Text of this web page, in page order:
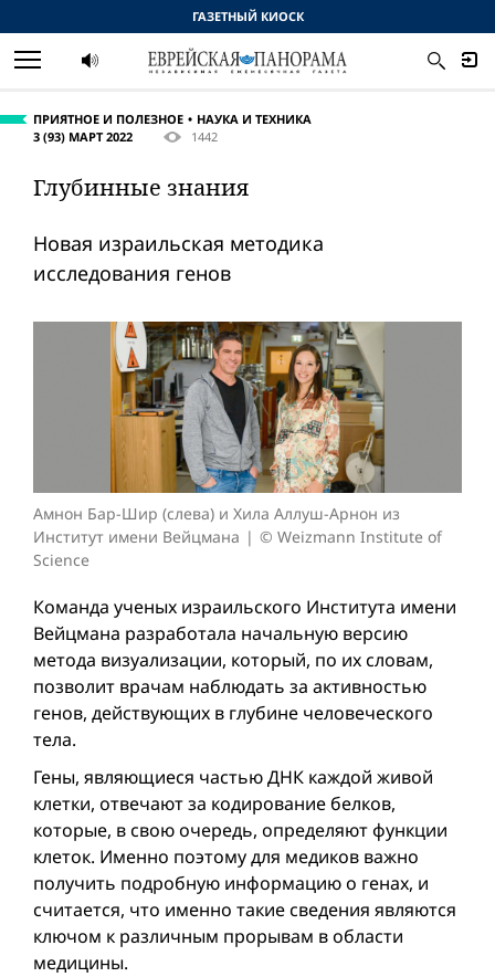
ПРИЯТНОЕ И ПОЛЕЗНОЕ
НАУКА И ТЕХНИКА
3 (93) МАРТ 2022
1442
Глубинные знания
Новая израильская методика
исследования генов
Амнон Бар-Шир (слева) и Хила Аллуш-Арнон из
Институт имени Вейцмана
© Weizmann Institute of
Science
Команда ученых израильского Института имени
Вейцмана разработала начальную версию
метода визуализации, который, по их словам,
позволит врачам наблюдать за активностью
генов, действующих в глубине человеческого
тела.
Гены, являющиеся частью ДНК каждой живой
клетки, отвечают за кодирование белков,
которые, в свою очередь, определяют функции
клеток. Именно поэтому для медиков важно
получить подробную информацию о генах, и
считается, что именно такие сведения являются
ключом к различным прорывам в области
медицины.
ГАЗЕТНЫЙ КИОСК